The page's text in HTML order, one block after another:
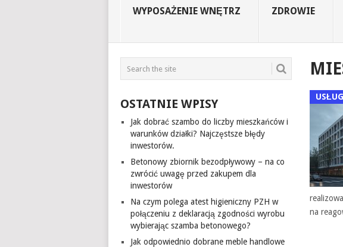
WYPOSAŻENIE WNĘTRZ ZDROWIE
na
OSTATNIE WPISY
Jak dobrać szambo do liczby mieszkańców i
warunków działki? Najczęstsze błędy
inwestorów.
Betonowy zbiornik bezodpływowy – na co
zwrócić uwagę przed zakupem dla
inwestorów
Na czym polega atest higieniczny PZH w
połączeniu z deklaracją zgodności wyrobu
wybierając szamba betonowego?
Jak odpowiednio dobrane meble handlowe